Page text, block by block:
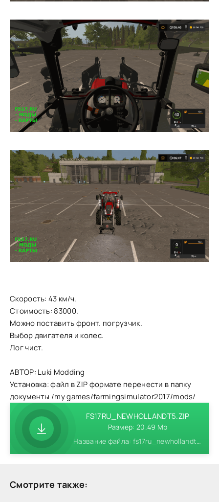
Скорость: 43 км/ч.
Стоимость: 83000.
Можно поставить фронт. погрузчик.
Выбор двигателя и колес.
Лог чист.
АВТОР: Luki Modding
Установка: файл в ZIP формате перенести в папку
документы /my games/farmingsimulator2017/mods/
FS17RU_NEWHOLLANDT5.ZIP
Размер: 20.49 Mb
Название файла: fs17ru_newhollandt5.zip
Смотрите также: